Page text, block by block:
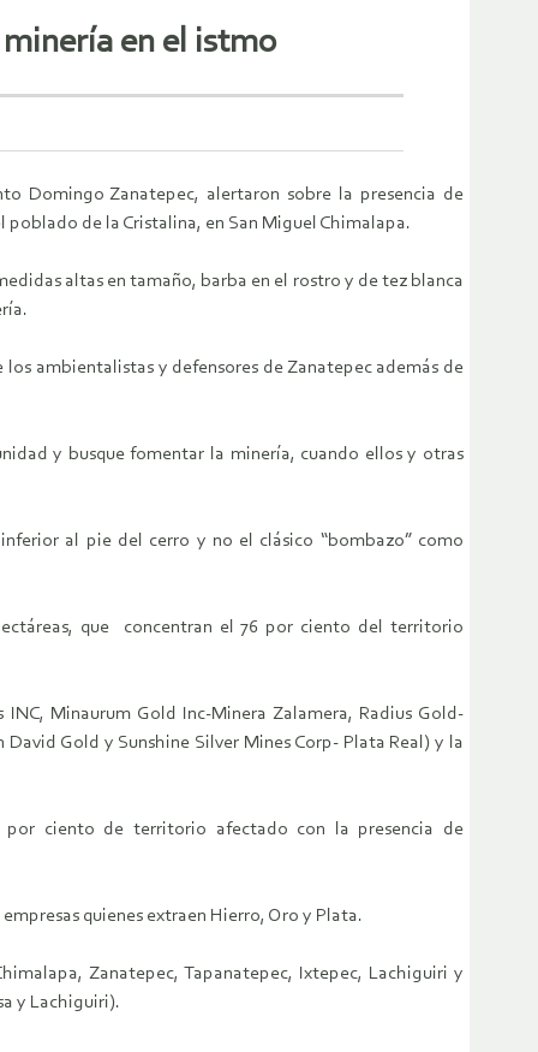
en el istmo
Domingo Zanatepec, alertaron sobre la presencia de
poblado de la Cristalina, en San Miguel Chimalapa.
altas en tamaño, barba en el rostro y de tez blanca
ambientalistas y defensores de Zanatepec además de
y busque fomentar la minería, cuando ellos y otras
al pie del cerro y no el clásico “bombazo” como
que concentran el 76 por ciento del territorio
Minaurum Gold Inc-Minera Zalamera, Radius Gold-
Gold y Sunshine Silver Mines Corp- Plata Real) y la
ciento de territorio afectado con la presencia de
quienes extraen Hierro, Oro y Plata.
Zanatepec, Tapanatepec, Ixtepec, Lachiguiri y
y Lachiguiri).